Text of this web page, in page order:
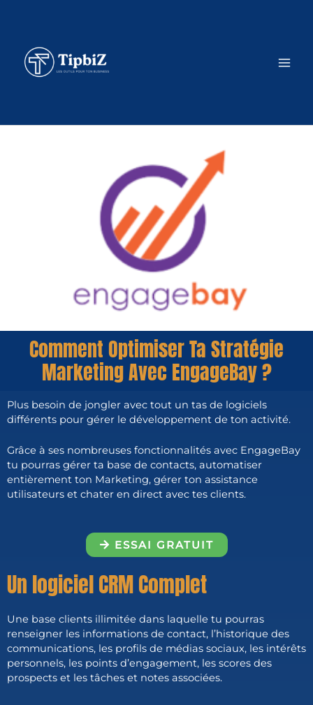
Comment Optimiser Ta Stratégie
Marketing Avec EngageBay ?
Plus besoin de jongler avec tout un tas de logiciels
différents pour gérer le développement de ton activité.
Grâce à ses nombreuses fonctionnalités avec EngageBay
tu pourras gérer ta base de contacts, automatiser
entièrement ton Marketing, gérer ton assistance
utilisateurs et chater en direct avec tes clients.
ESSAI GRATUIT
Un logiciel CRM Complet
Une base clients illimitée dans laquelle tu pourras
renseigner les informations de contact, l’historique des
communications, les profils de médias sociaux, les intérêts
personnels, les points d’engagement, les scores des
prospects et les tâches et notes associées.